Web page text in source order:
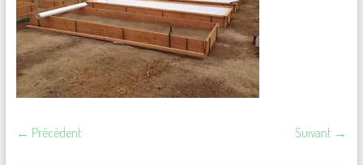
← Précédent Suivant →